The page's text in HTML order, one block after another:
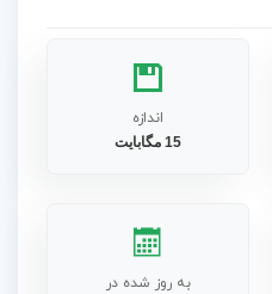
اندازه
15 مگابایت
به روز شده در